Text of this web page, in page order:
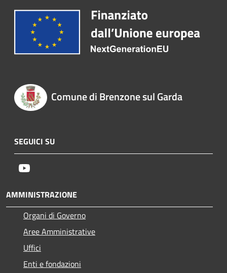
Comune di Brenzone sul Garda
SEGUICI SU
AMMINISTRAZIONE
Organi di Governo
Aree Amministrative
Uffici
Enti e fondazioni